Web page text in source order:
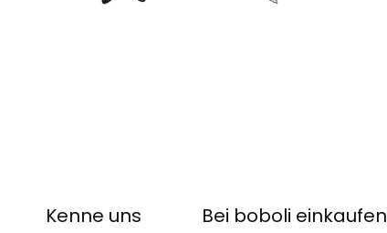
Kenne uns Bei boboli einkaufen